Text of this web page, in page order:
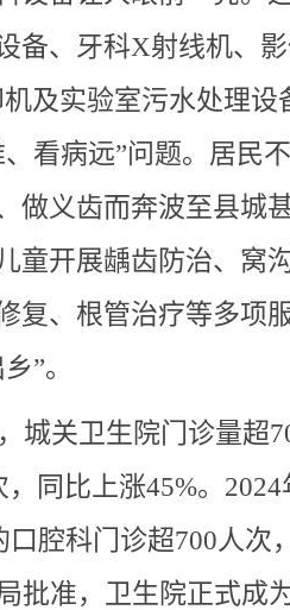
备、牙科X射线机、
及实验室污水处理设
看病远”问题。居民
做义齿而奔波至县城
童开展龋齿防治、窝
复、根管治疗等多项
”。
城关卫生院门诊量超
同比上涨45%。2024
口腔科门诊超700人次
批准，卫生院正式成